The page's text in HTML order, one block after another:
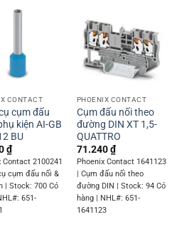
CONTACT
cụm đấu
kiện AI-GB
BU
₫
Contact 2100241
cụm đấu nối &
| Stock: 700 Có
651-
PHOENIX CONTACT
Cụm đấu nối theo
đường DIN XT 1,5-
QUATTRO
71.240₫
Phoenix Contact 1641123
| Cụm đấu nối theo
đường DIN | Stock: 94 Có
hàng | NHL#: 651-
1641123